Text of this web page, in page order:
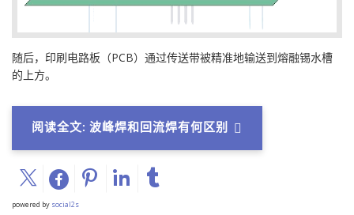
随后，印刷电路板（PCB）通过传送带被精准地输送到熔融锡水槽
的上方。
阅读全文: 波峰焊和回流焊有何区别
powered by social2s